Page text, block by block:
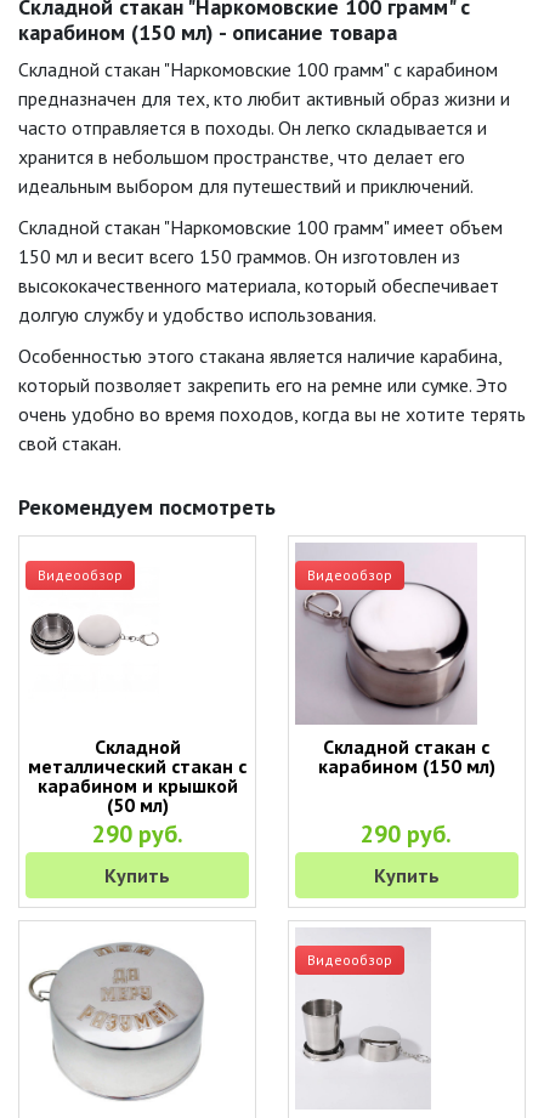
Складной стакан "Наркомовские 100 грамм" с
карабином (150 мл) - описание товара
Складной стакан "Наркомовские 100 грамм" с карабином
предназначен для тех, кто любит активный образ жизни и
часто отправляется в походы. Он легко складывается и
хранится в небольшом пространстве, что делает его
идеальным выбором для путешествий и приключений.
Складной стакан "Наркомовские 100 грамм" имеет объем
150 мл и весит всего 150 граммов. Он изготовлен из
высококачественного материала, который обеспечивает
долгую службу и удобство использования.
Особенностью этого стакана является наличие карабина,
который позволяет закрепить его на ремне или сумке. Это
очень удобно во время походов, когда вы не хотите терять
свой стакан.
Рекомендуем посмотреть
Видеообзор
Складной
металлический стакан с
карабином и крышкой
(50 мл)
290 руб.
Купить
Видеообзор
Складной стакан с
карабином (150 мл)
290 руб.
Купить
Видеообзор